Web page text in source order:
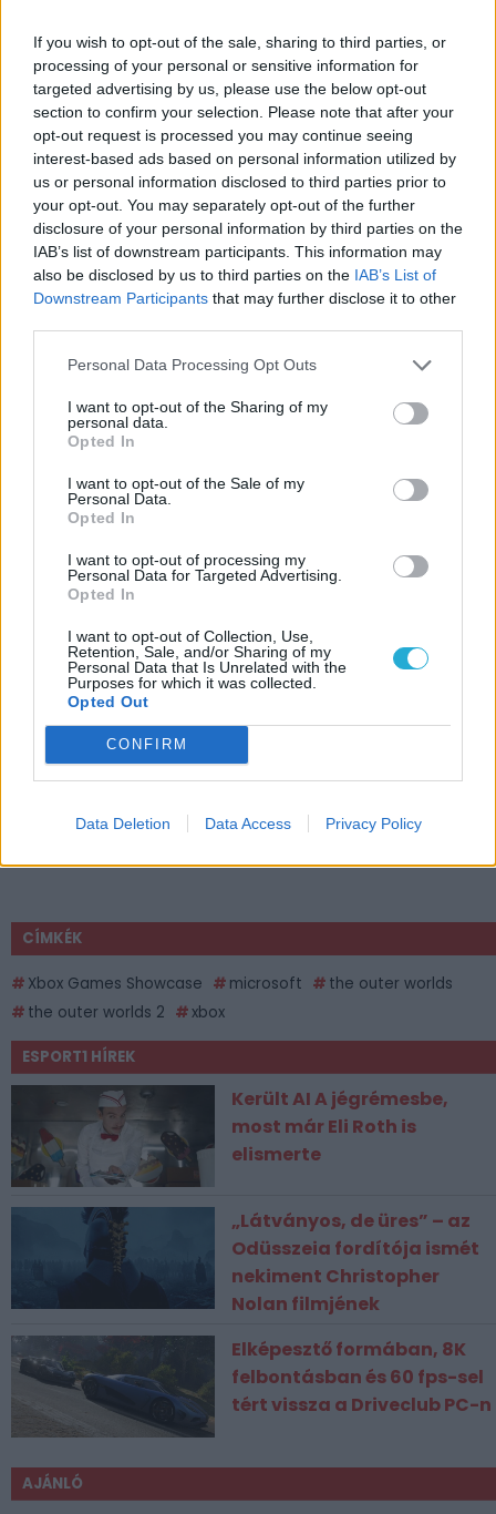
If you wish to opt-out of the sale, sharing to third parties, or
processing of your personal or sensitive information for
targeted advertising by us, please use the below opt-out
section to confirm your selection. Please note that after your
opt-out request is processed you may continue seeing
interest-based ads based on personal information utilized by
us or personal information disclosed to third parties prior to
your opt-out. You may separately opt-out of the further
disclosure of your personal information by third parties on the
IAB’s list of downstream participants. This information may
also be disclosed by us to third parties on the IAB’s List of
Downstream Participants that may further disclose it to other
Personal Data Processing Opt Outs
I want to opt-out of the Sharing of my
personal data.
Opted In
I want to opt-out of the Sale of my
Personal Data.
Opted In
I want to opt-out of processing my
Personal Data for Targeted Advertising.
Opted In
I want to opt-out of Collection, Use,
Retention, Sale, and/or Sharing of my
Personal Data that Is Unrelated with the
Purposes for which it was collected.
Opted Out
CONFIRM
Data Deletion Data Access Privacy Policy
LEGFRISSEBB VIDEÓNK
CÍMKÉK
Xbox Games Showcase microsoft
the outer worlds
the outer worlds 2
xbox
ESPORT1 HÍREK
Került AI A jégrémesbe,
most már Eli Roth is
elismerte
„Látványos, de üres” – az
Odüsszeia fordítója ismét
nekiment Christopher
Nolan filmjének
Elképesztő formában, 8K
felbontásban és 60 fps-sel
tért vissza a Driveclub PC-n
AJÁNLÓ